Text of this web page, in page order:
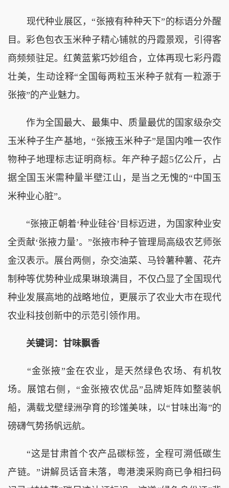
现代种业展区，“张掖有种种天下”的标语分外醒
目。彩色包衣玉米种子精心铺就的丹霞景观，引得客
商频频驻足。红黄蓝紫巧妙组合，立体再现七彩丹霞
壮美，生动诠释“全国每两粒玉米种子就有一粒源于
张掖”的产业魅力。
作为全国最大、最集中、质量最优的国家级杂交
玉米种子生产基地，“张掖玉米种子”是国内唯一农作
物种子地理标志证明商标。年产种子超5亿公斤，占
据全国玉米需种量半壁江山，是当之无愧的“中国玉
米种业心脏”。
“张掖正朝着‘种业硅谷’目标迈进，为国家种业安
全贡献‘张掖力量’。”张掖市种子管理局高级农艺师张
金汉表示。展台两侧，杂交油菜、马铃薯种薯、花卉
制种等优势种业成果琳琅满目，不仅凸显了全国现代
种业发展高地的战略地位，更展示了农业大市在现代
农业科技创新中的示范引领作用。
关键词：甘味飘香
“金张掖”金在农业，是天然绿色农场、有机牧
场。展馆右侧，“金张掖农优品”品牌矩阵如整装帆
船，满载戈壁绿洲孕育的珍馐美味，以“甘味出海”的
磅礴气势扬帆远航。
“这是甘肃首个农产品碳标签，全程可溯低碳生
产链。”讲解员话音未落，粤港澳采购商已争相扫码